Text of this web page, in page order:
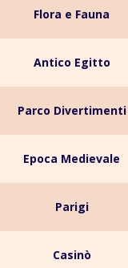
Flora e Fauna
Antico Egitto
Parco Divertimenti
Epoca Medievale
Parigi
Casinò